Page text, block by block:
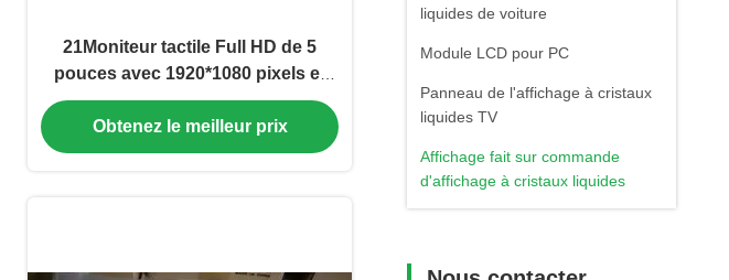
liquides de voiture
Module LCD pour PC
Panneau de l'affichage à cristaux
liquides TV
Affichage fait sur commande
d'affichage à cristaux liquides
21Moniteur tactile Full HD de 5
pouces avec 1920*1080 pixels et
connecteur à 30 broches BOE
HR215WU1-120
Obtenez le meilleur prix